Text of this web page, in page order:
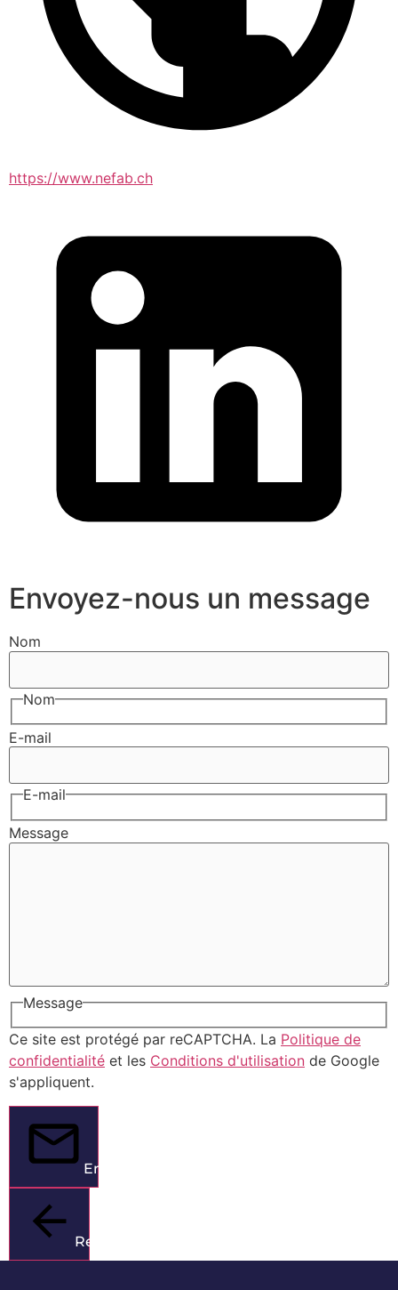
https://www.nefab.ch
Envoyez-nous un message
Nom
Nom
E-mail
E-mail
Message
Message
Ce site est protégé par reCAPTCHA. La Politique de
confidentialité et les Conditions d'utilisation de Google
s'appliquent.
Envoyer
Retour